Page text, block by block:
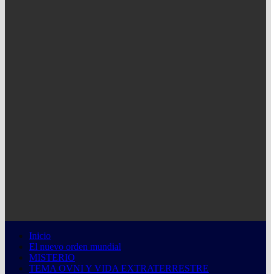
Inicio
El nuevo orden mundial
MISTERIO
TEMA OVNI Y VIDA EXTRATERRESTRE